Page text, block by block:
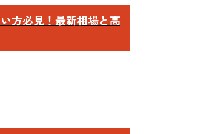
方必見！最新相場と高